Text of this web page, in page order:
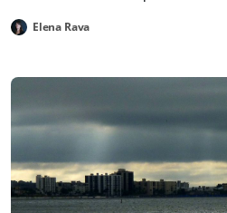
Elena Rava